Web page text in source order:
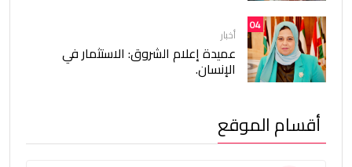
04
أخبار
عميدة إعلام الشروق: الاستثمار في
الإنسان.
أقسام الموقع